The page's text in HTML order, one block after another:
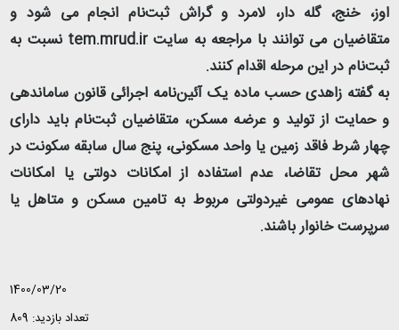
اوز، خنج، گله دار، لامرد و گراش ثبت‌نام انجام می شود و
متقاضیان می توانند با مراجعه به سایت tem.mrud.ir
نسبت به
ثبت‌نام در این مرحله اقدام کنند.
به گفته زاهدی حسب ماده یک آئین‌نامه اجرائی قانون ساماندهی
و حمایت از تولید و عرضه مسکن، متقاضیان ثبت‌نام باید دارای
چهار شرط فاقد زمین یا واحد مسکونی، پنج سال سابقه سکونت در
شهر محل تقاضا، عدم استفاده از امکانات دولتی یا امکانات
نهادهای عمومی غیردولتی مربوط به تامین مسکن و متاهل یا
سرپرست خانوار باشند.
1400/03/20
تعداد بازدید: 809